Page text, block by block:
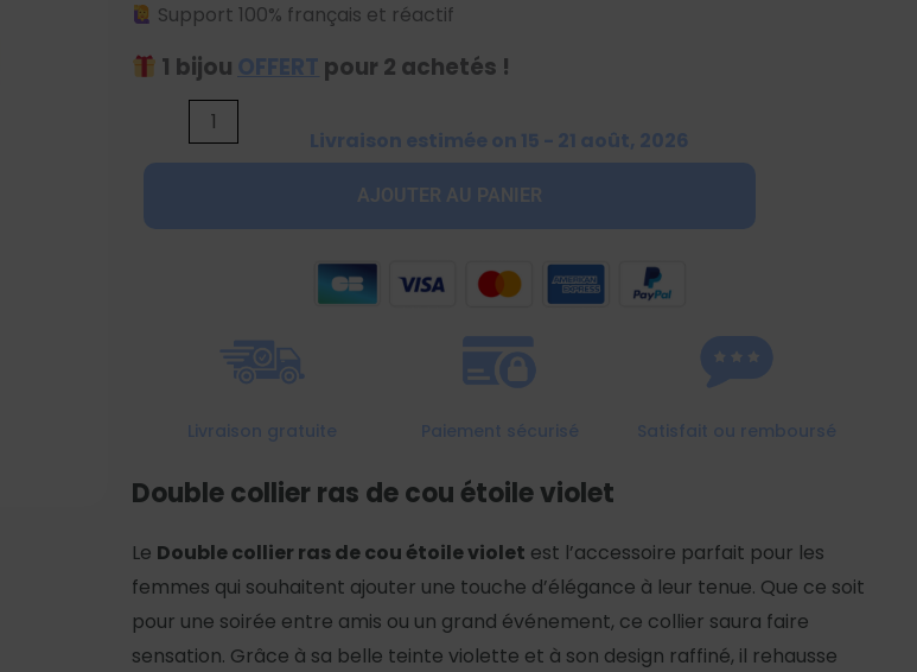
Support 100% français et réactif
1 bijou OFFERT pour 2 achetés !
quantité
collier
AJOUTER AU PANIER
Livraison estimée on 15 - 21 août, 2026
Livraison gratuite Paiement sécurisé Satisfait ou remboursé
Double collier ras de cou étoile violet
Le Double collier ras de cou étoile violet est l’accessoire parfait pour les
femmes qui souhaitent ajouter une touche d’élégance à leur tenue. Que ce soit
pour une soirée entre amis ou un grand événement, ce collier saura faire
sensation. Grâce à sa belle teinte violette et à son design raffiné, il rehausse